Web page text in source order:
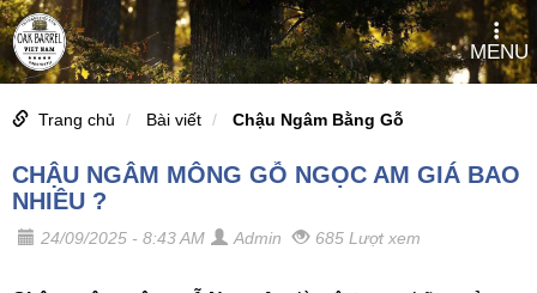
MENU
Trang chủ Bài viết Chậu Ngâm Bằng Gỗ
CHẬU NGÂM MÔNG GỖ NGỌC AM GIÁ BAO
NHIÊU ?
24/09/2025 - 8:43 AM Admin 685 Lượt xem